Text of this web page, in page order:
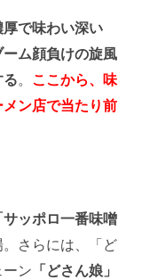
厚で味わい深い
ーム顔負けの旋風
。 ここから、味
ン店で当たり前
サッポロ一番味噌
。さらには、「ど
ン 「どさん娘」